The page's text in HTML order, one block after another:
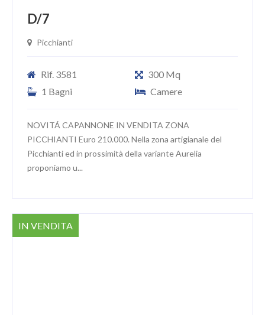
D/7
Picchianti
Rif. 3581
300 Mq
1 Bagni
Camere
NOVITÁ CAPANNONE IN VENDITA ZONA
PICCHIANTI Euro 210.000. Nella zona artigianale del
Picchianti ed in prossimità della variante Aurelia
proponiamo u...
IN VENDITA